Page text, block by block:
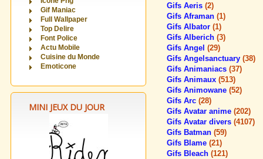
Gif Maniac
Full Wallpaper
Top Delire
Font Police
Actu Mobile
Cuisine du Monde
Emoticone
MINI JEUX DU JOUR
Gifs Aeris (2)
Gifs Aframan (1)
Gifs Albator (1)
Gifs Alberich (3)
Gifs Angel (29)
Gifs Angelsanctuary (38)
Gifs Animaniacs (37)
Gifs Animaux (513)
Gifs Animowane (52)
Gifs Arc (28)
Gifs Avatar anime (202)
Gifs Avatar divers (4107)
Gifs Batman (59)
Gifs Blame (21)
Gifs Bleach (121)